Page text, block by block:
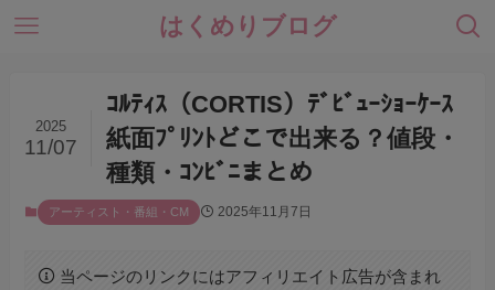
はくめりブログ
ｺﾙﾃｨｽ（CORTIS）ﾃﾞﾋﾞｭｰｼｮｰｹｰｽ
紙面ﾌﾟﾘﾝﾄどこで出来る？値段・
種類・ｺﾝﾋﾞﾆまとめ
2025
11/07
アーティスト・番組・CM 2025年11月7日
当ページのリンクにはアフィリエイト広告が含まれ